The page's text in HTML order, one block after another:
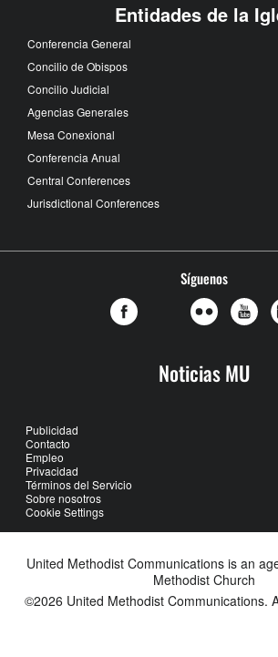
Entidades de la
Conferencia General
Concilio de Obispos
Concilio Judicial
Agencias Generales
Mesa Conexional
Conferencia Anual
Central Conferences
Jurisdictional Conferences
Síguenos
Noticias MU
Publicidad
Contacto
Empleo
Privacidad
Términos del Servicio
Sobre nosotros
Cookie Settings
United Methodist Communications is an
Methodist Church
©2026 United Methodist Communications.